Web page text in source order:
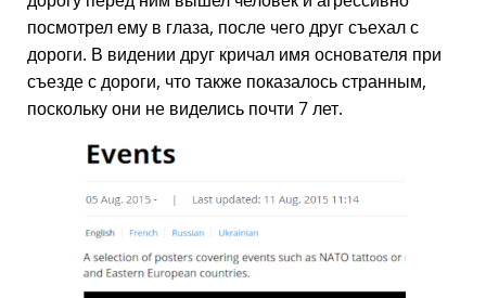
посмотрел ему в глаза, после чего друг съехал с
дороги. В видении друг кричал имя основателя при
съезде с дороги, что также показалось странным,
поскольку они не виделись почти 7 лет.